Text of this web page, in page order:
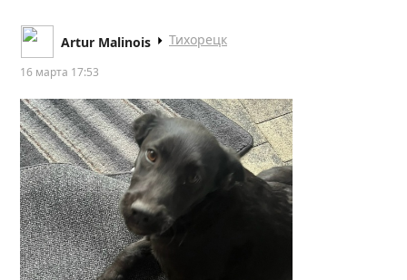
Artur Malinois Тихорецк
16 марта 17:53